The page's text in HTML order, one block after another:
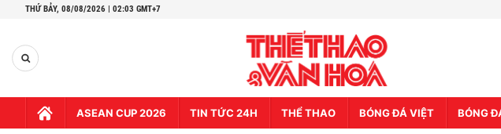
THỨ BẢY, 08/08/2026 | 02:03 GMT+7
ASEAN CUP 2026 TIN TỨC 24H THỂ THAO BÓNG ĐÁ VIỆT BÓNG